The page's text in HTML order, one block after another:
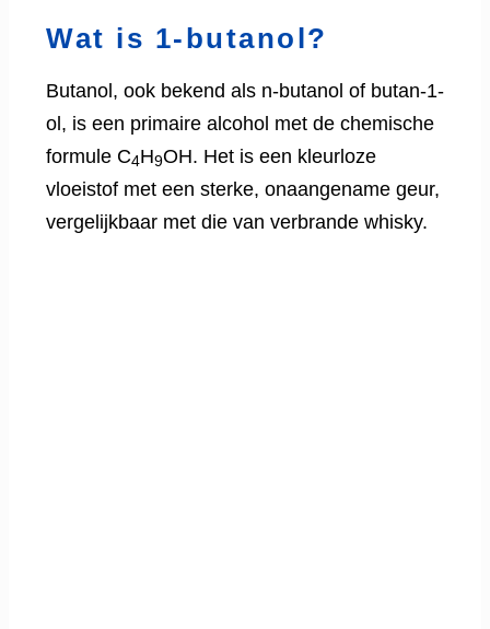
Wat is 1-butanol?
Butanol, ook bekend als n-butanol of butan-1-
ol, is een primaire alcohol met de chemische
formule C4H9OH. Het is een kleurloze
vloeistof met een sterke, onaangename geur,
vergelijkbaar met die van verbrande whisky.